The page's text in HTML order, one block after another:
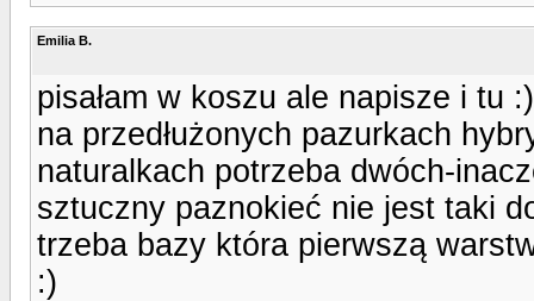
Emilia B.
pisałam w koszu ale napisze i tu :)
na przedłużonych pazurkach
naturalkach potrzeba dwóch-
sztuczny paznokieć nie jest taki
trzeba bazy która pierwszą
:)